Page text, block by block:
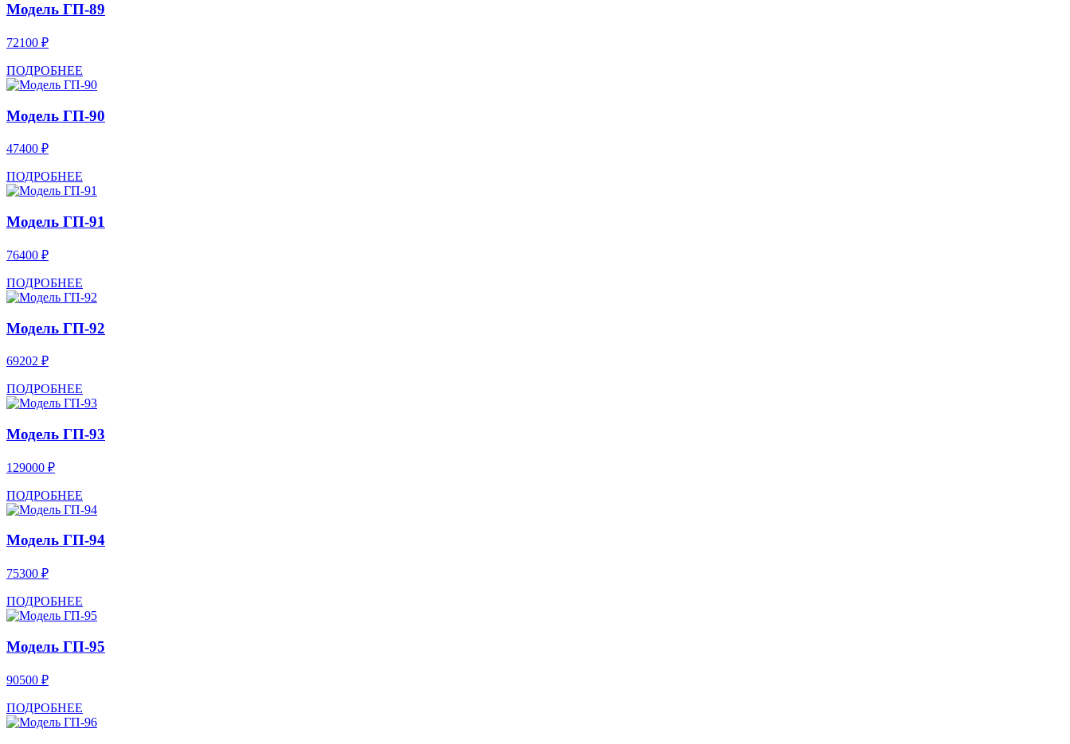
Модель ГП-89
72100 ₽
ПОДРОБНЕЕ
Модель ГП-90
47400 ₽
ПОДРОБНЕЕ
Модель ГП-91
76400 ₽
ПОДРОБНЕЕ
Модель ГП-92
69202 ₽
ПОДРОБНЕЕ
Модель ГП-93
129000 ₽
ПОДРОБНЕЕ
Модель ГП-94
75300 ₽
ПОДРОБНЕЕ
Модель ГП-95
90500 ₽
ПОДРОБНЕЕ